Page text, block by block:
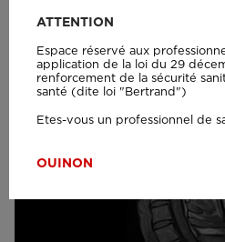
ATTENTION
Espace réservé aux
application de la loi du 29
renforcement de la sécurité
santé (dite loi "Bertrand")
Etes-vous un professionnel de
OUINON